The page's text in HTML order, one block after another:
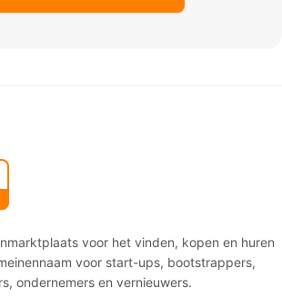
voor het vinden, kopen en huren
voor start-ups, bootstrappers,
ondernemers en vernieuwers.